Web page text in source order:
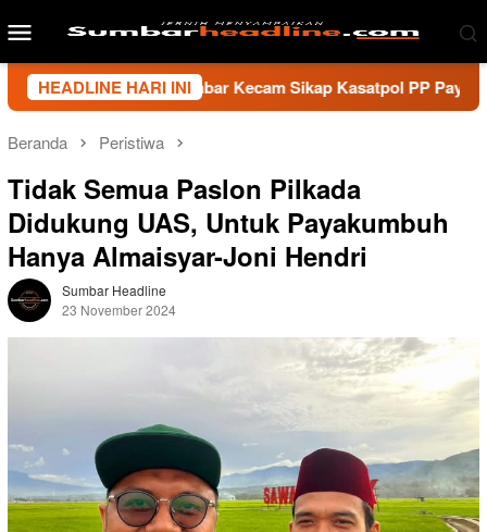
ke
Menu
Mobile
HEADLINE HARI INI
Sumbar Kecam Sikap Kasatpol PP Payakumbuh,
Beranda Peristiwa
Tidak Semua Paslon Pilkada
Didukung UAS, Untuk Payakumbuh
Hanya Almaisyar-Joni Hendri
Sumbar Headline
23 November 2024